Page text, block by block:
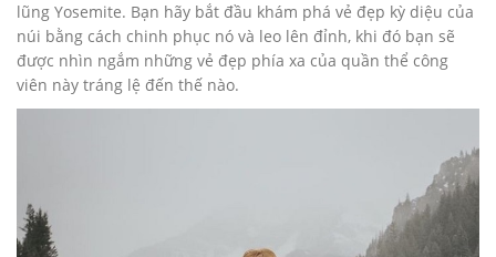
lũng Yosemite. Bạn hãy bắt đầu khám phá vẻ đẹp kỳ diệu của
núi bằng cách chinh phục nó và leo lên đỉnh, khi đó bạn sẽ
được nhìn ngắm những vẻ đẹp phía xa của quần thể công
viên này tráng lệ đến thế nào.